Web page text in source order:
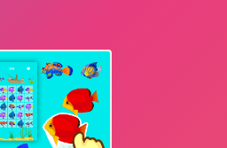
Симуляторы
Пасьянс